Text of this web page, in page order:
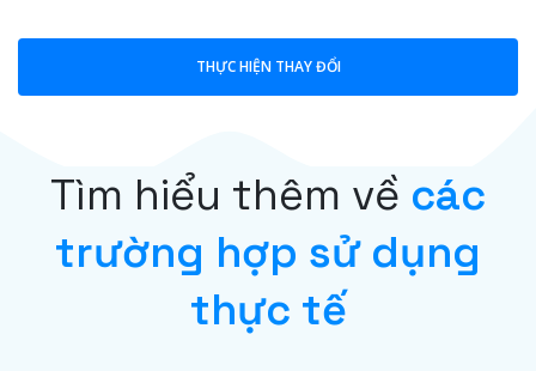
THỰC HIỆN THAY ĐỔI
Tìm hiểu thêm về các
trường hợp sử dụng
thực tế